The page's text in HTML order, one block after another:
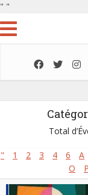
" "
Total
" 1 2 3 4 6 A
O
P